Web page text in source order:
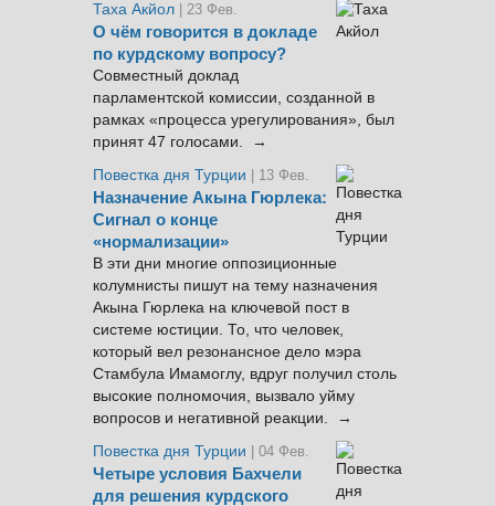
Таха Акйол | 23 Фев.
О чём говорится в докладе
по курдскому вопросу?
Совместный доклад
парламентской комиссии, созданной в
рамках «процесса урегулирования», был
принят 47 голосами. →
Повестка дня Турции
| 13 Фев.
Назначение Акына Гюрлека:
Сигнал о конце
«нормализации»
В эти дни многие оппозиционные
колумнисты пишут на тему назначения
Акына Гюрлека на ключевой пост в
системе юстиции. То, что человек,
который вел резонансное дело мэра
Стамбула Имамоглу, вдруг получил столь
высокие полномочия, вызвало уйму
вопросов и негативной реакции. →
Повестка дня Турции
| 04 Фев.
Четыре условия Бахчели
для решения курдского